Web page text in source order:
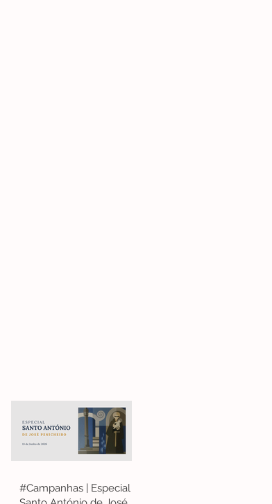
#Campanhas | Especial